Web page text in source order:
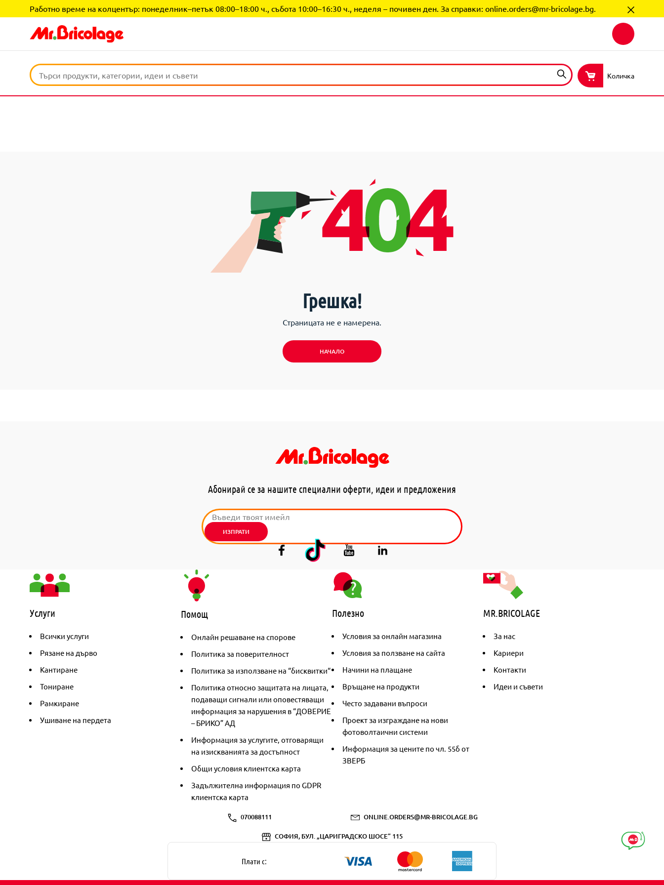
Работно време на колцентър: понеделник–петък 08:00–18:00 ч., събота 10:00–16:30 ч., неделя – почивен ден. За справки: online.orders@mr-bricolage.bg.
Количка
Грешка!
Страницата не е намерена.
НАЧАЛО
Абонирай се за нашите специални оферти, идеи и предложения
ИЗПРАТИ
Услуги
Всички услуги
Рязане на дърво
Кантиране
Тониране
Рамкиране
Ушиване на пердета
Помощ
Онлайн решаване на спорове
Политика за поверителност
Политика за използване на “бисквитки“
Политика относно защитата на лицата,
подаващи сигнали или оповестяващи
информация за нарушения в “ДОВЕРИЕ
– БРИКО” АД
Информация за услугите, отговарящи
на изискванията за достъпност
Общи условия клиентска карта
Задължителна информация по GDPR
клиентска карта
Полезно
Условия за онлайн магазина
Условия за ползване на сайта
Начини на плащане
Връщане на продукти
Често задавани въпроси
Проект за изграждане на нови
фотоволтаични системи
Информация за цените по чл. 55б от
ЗВЕРБ
MR.BRICOLAGE
За нас
Кариери
Контакти
Идеи и съвети
070088111 ONLINE.ORDERS@MR-BRICOLAGE.BG
СОФИЯ, БУЛ. „ЦАРИГРАДСКО ШОСЕ” 115
Плати с: